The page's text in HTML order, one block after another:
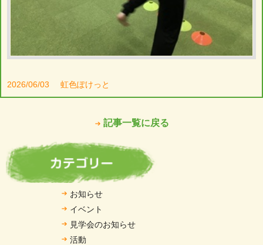
2026/06/03 虹色ぽけっと
記事一覧に戻る
お知らせ
イベント
見学会のお知らせ
活動